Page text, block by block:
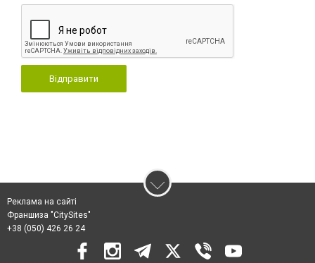
Відправити
Реклама на сайті
Франшиза "CitySites"
+38 (050) 426 26 24